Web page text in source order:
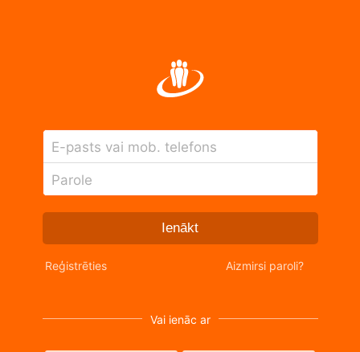
E-pasts vai mob. telefons
Parole
Ienākt
Reģistrēties Aizmirsi paroli?
Vai ienāc ar